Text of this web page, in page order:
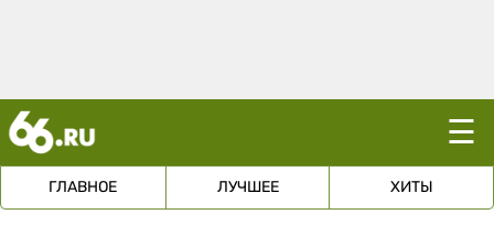
☰
ГЛАВНОЕ ЛУЧШЕЕ ХИТЫ